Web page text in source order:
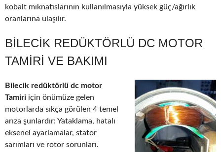
kobalt mıknatıslarının kullanılmasıyla yüksek güç/ağırlık
oranlarına ulaşılır.
BILECIK REDÜKTÖRLÜ DC MOTOR
TAMIRI VE BAKIMI
Bilecik redüktörlü dc motor
Tamiri için önümüze gelen
motorlarda sıkça görülen 4 temel
arıza şunlardır: Yataklama, hatalı
eksenel ayarlamalar, stator
sarımları ve rotor sorunları.